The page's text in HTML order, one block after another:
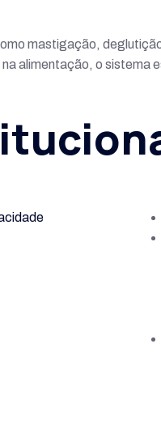
mastigação,
alimentação, o